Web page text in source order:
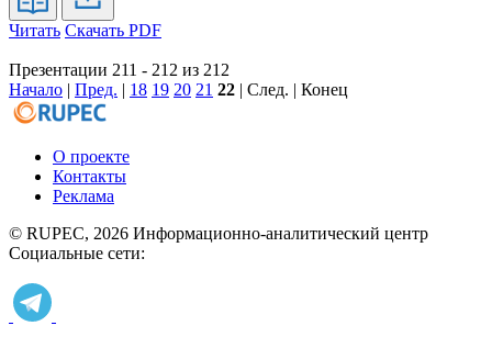
Читать Скачать PDF
Презентации 211 - 212 из 212
Начало | Пред. | 18 19 20 21 22 | След. | Конец
О проекте
Контакты
Реклама
© RUPEC, 2026 Информационно-аналитический центр
Социальные сети: